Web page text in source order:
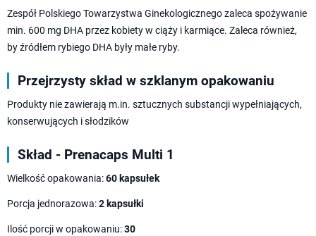
Zespół Polskiego Towarzystwa Ginekologicznego zaleca spożywanie
min. 600 mg DHA przez kobiety w ciąży i karmiące. Zaleca również,
by źródłem rybiego DHA były małe ryby.
Przejrzysty skład w szklanym opakowaniu
Produkty nie zawierają m.in. sztucznych substancji wypełniających,
konserwujących i słodzików
Skład - Prenacaps Multi 1
Wielkość opakowania:60 kapsułek
Porcja jednorazowa:2 kapsułki
Ilość porcji w opakowaniu:30